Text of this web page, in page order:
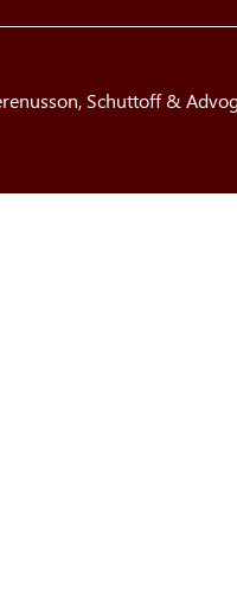
Schuttoff &